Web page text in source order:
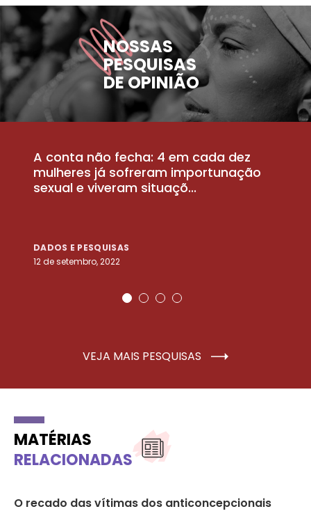
NOSSAS
PESQUISAS
DE OPINIÃO
A conta não fecha: 4 em cada dez
mulheres já sofreram importunação
sexual e viveram situaçõ...
DADOS E PESQUISAS
12 de setembro, 2022
VEJA MAIS PESQUISAS
MATÉRIAS
RELACIONADAS
O recado das vítimas dos anticoncepcionais